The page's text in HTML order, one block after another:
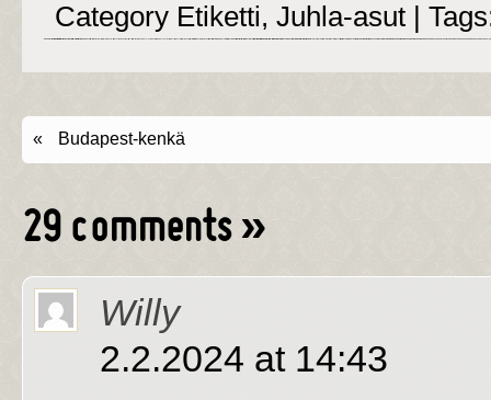
Category Etiketti, Juhla-asut |
« Budapest-kenkä
29 comments »
Willy
2.2.2024 at 14:43